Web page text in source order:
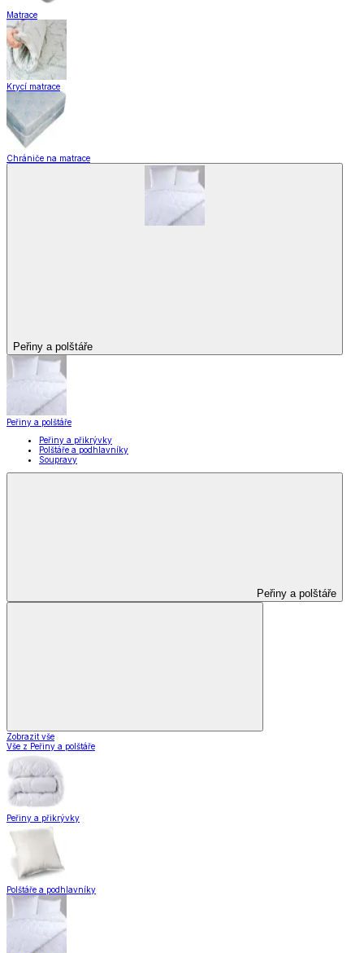
Matrace
Krycí matrace
Chrániče na matrace
Peřiny a polštáře
Peřiny a polštáře
Peřiny a přikrývky
Polštáře a podhlavníky
Soupravy
Peřiny a polštáře
Zobrazit vše
Vše z Peřiny a polštáře
Peřiny a přikrývky
Polštáře a podhlavníky